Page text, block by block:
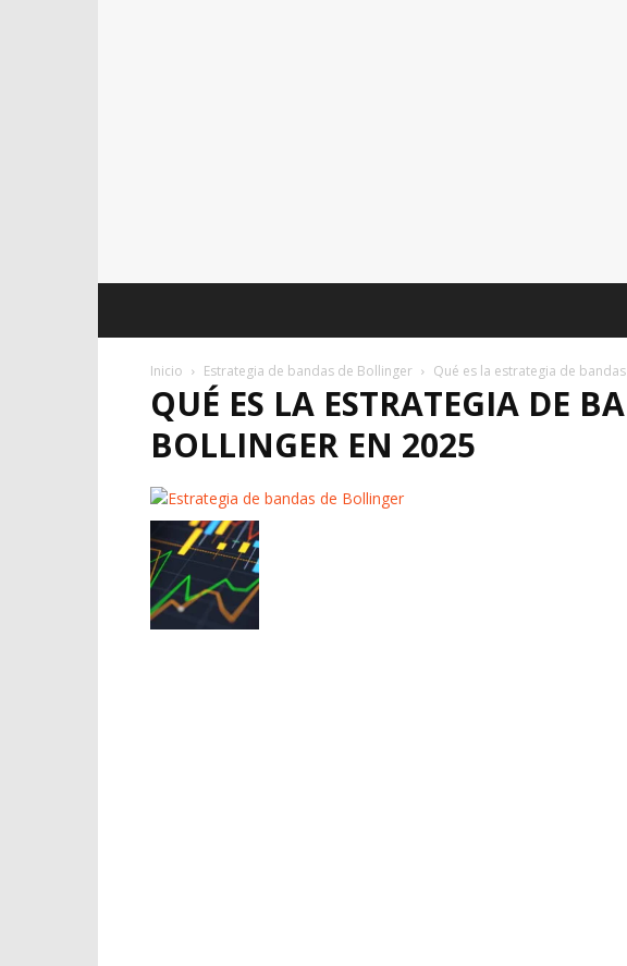
Inicio Estrategia de bandas de Bollinger Qué es la estrategia de
QUÉ ES LA ESTRATEGIA DE
BOLLINGER EN 2025